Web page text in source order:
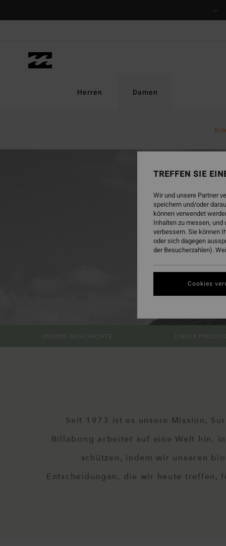
Herren Damen
UNSERE GESCHICHTE UNSER
Seit 1973 ist es unsere Mission,
Billabong arbeitet auf eine Welt hin,
schützen, indem wir unseren
Entscheidungen, die wir heute treffen,
TREFFEN SIE
Wir und unsere Partner
speichern und/oder
können verwendet
Inhalten zu messen, und
verbessern. Sie können
oder sich dagegen
der Besucherzahlen).
Cookies